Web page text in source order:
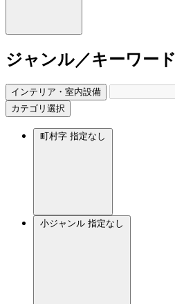
ジャンル／キーワード
インテリア・室内設備
カテゴリ選択
町村字 指定なし
小ジャンル 指定なし